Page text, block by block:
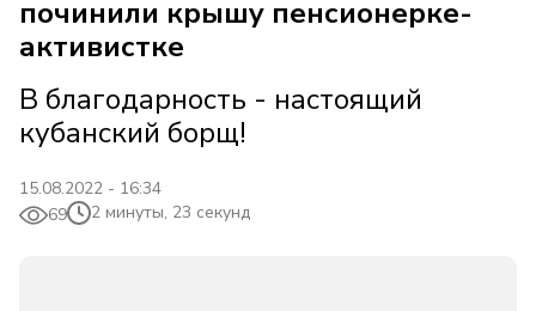
починили крышу пенсионерке-
активистке
В благодарность - настоящий
кубанский борщ!
15.08.2022 - 16:34
69
2 минуты, 23 секунд